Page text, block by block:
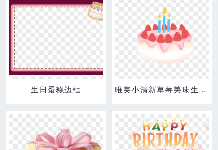
生日蛋糕边框 唯美小清新草莓美味生日蛋糕手绘元素